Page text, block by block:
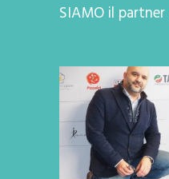
SIAMO il